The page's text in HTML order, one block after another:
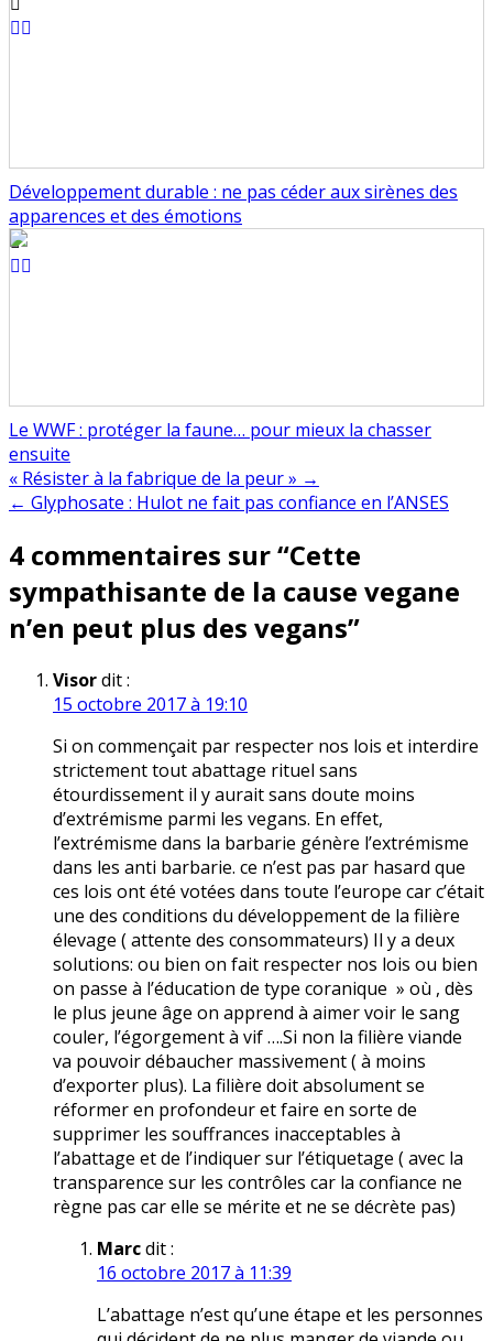
Développement durable : ne pas céder aux sirènes des
apparences et des émotions
Le WWF : protéger la faune… pour mieux la chasser
ensuite
Navigation
de
l’article
« Résister à la fabrique de la peur » →
← Glyphosate : Hulot ne fait pas confiance en l’ANSES
4 commentaires sur “Cette
sympathisante de la cause vegane
n’en peut plus des vegans”
Visordit :
15 octobre 2017 à 19:10
Si on commençait par respecter nos lois et interdire
strictement tout abattage rituel sans
étourdissement il y aurait sans doute moins
d’extrémisme parmi les vegans. En effet,
l’extrémisme dans la barbarie génère l’extrémisme
dans les anti barbarie. ce n’est pas par hasard que
ces lois ont été votées dans toute l’europe car c’était
une des conditions du développement de la filière
élevage ( attente des consommateurs) Il y a deux
solutions: ou bien on fait respecter nos lois ou bien
on passe à l’éducation de type coranique » où , dès
le plus jeune âge on apprend à aimer voir le sang
couler, l’égorgement à vif ….Si non la filière viande
va pouvoir débaucher massivement ( à moins
d’exporter plus). La filière doit absolument se
réformer en profondeur et faire en sorte de
supprimer les souffrances inacceptables à
l’abattage et de l’indiquer sur l’étiquetage ( avec la
transparence sur les contrôles car la confiance ne
règne pas car elle se mérite et ne se décrète pas)
Marcdit :
16 octobre 2017 à 11:39
L’abattage n’est qu’une étape et les personnes